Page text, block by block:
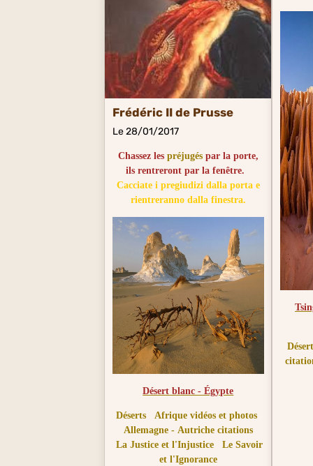
Frédéric II de Prusse
Le 28/01/2017
Chassez les préjugéspar la porte,
ils rentreront par la fenêtre.
Cacciate i pregiudizi dalla porta e
rientreranno dalla finestra.
Désert blanc - Égypte
Déserts
Afrique vidéos et photos
Allemagne - Autriche citations
La Justice et l'Injustice
Le Savoir
et l'Ignorance